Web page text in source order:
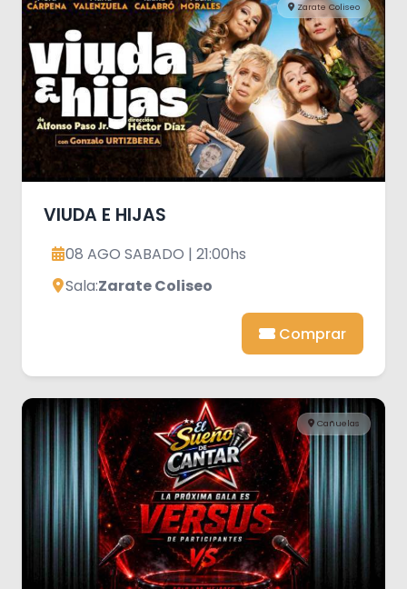
Zarate Coliseo
VIUDA E HIJAS
08 AGO SABADO | 21:00hs
Sala:Zarate Coliseo
Comprar
Cañuelas